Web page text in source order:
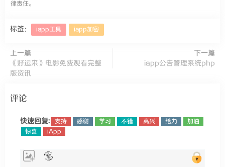
律责任。
标签： iapp工具 iapp加密
上一篇
《好运来》电影免费观看完整
版资讯
下一篇
iapp公告管理系统php
评论
快速回复: 支持 感谢 学习 不错 高兴 给力
加油
惊喜
iApp